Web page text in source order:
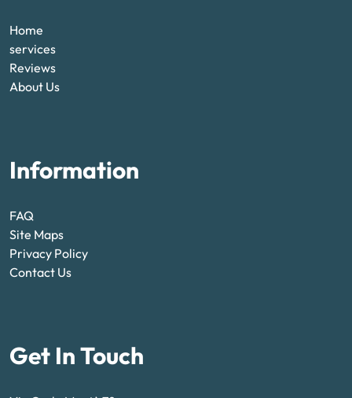
Home
services
Reviews
About Us
Information
FAQ
Site Maps
Privacy Policy
Contact Us
Get In Touch